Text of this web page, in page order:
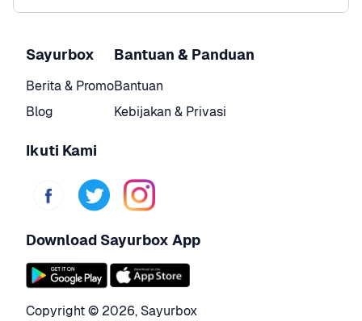
Sayurbox
Berita & Promo
Blog
Bantuan & Panduan
Bantuan
Kebijakan & Privasi
Ikuti Kami
Download Sayurbox App
Copyright © 2026, Sayurbox